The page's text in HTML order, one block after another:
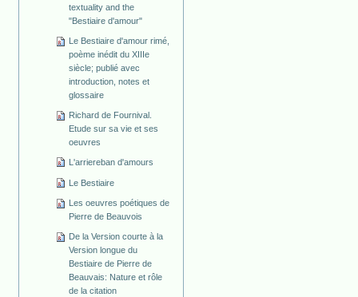
textuality and the
"Bestiaire d'amour"
Le Bestiaire d'amour rimé,
poème inédit du XIIIe
siècle; publié avec
introduction, notes et
glossaire
Richard de Fournival.
Etude sur sa vie et ses
oeuvres
L'arriereban d'amours
Le Bestiaire
Les oeuvres poétiques de
Pierre de Beauvois
De la Version courte à la
Version longue du
Bestiaire de Pierre de
Beauvais: Nature et rôle
de la citation